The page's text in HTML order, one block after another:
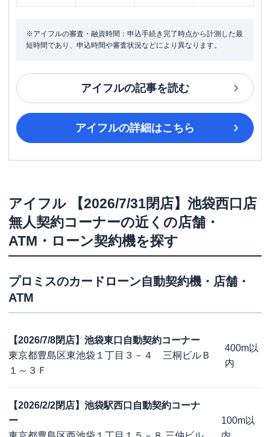
※アイフルの審査・融資時間：申込手続き完了時点から計測した最
短時間であり、申込時間や審査状況などにより異なります。
アイフルの記事を読む
アイフルの詳細はこちら
アイフル
【2026/7/31閉店】池袋西口店
無人契約コーナーの近くの店舗・
ATM・ローン契約機を探す
プロミスのカードローン自動契約機・店舗・
ATM
【2026/7/8閉店】池袋東口自動契約コーナー
東京都豊島区東池袋１丁目３－４ 三桐ビルＢ
１～３Ｆ
400m以
内
【2026/2/2閉店】池袋駅西口自動契約コーナ
ー
100m以